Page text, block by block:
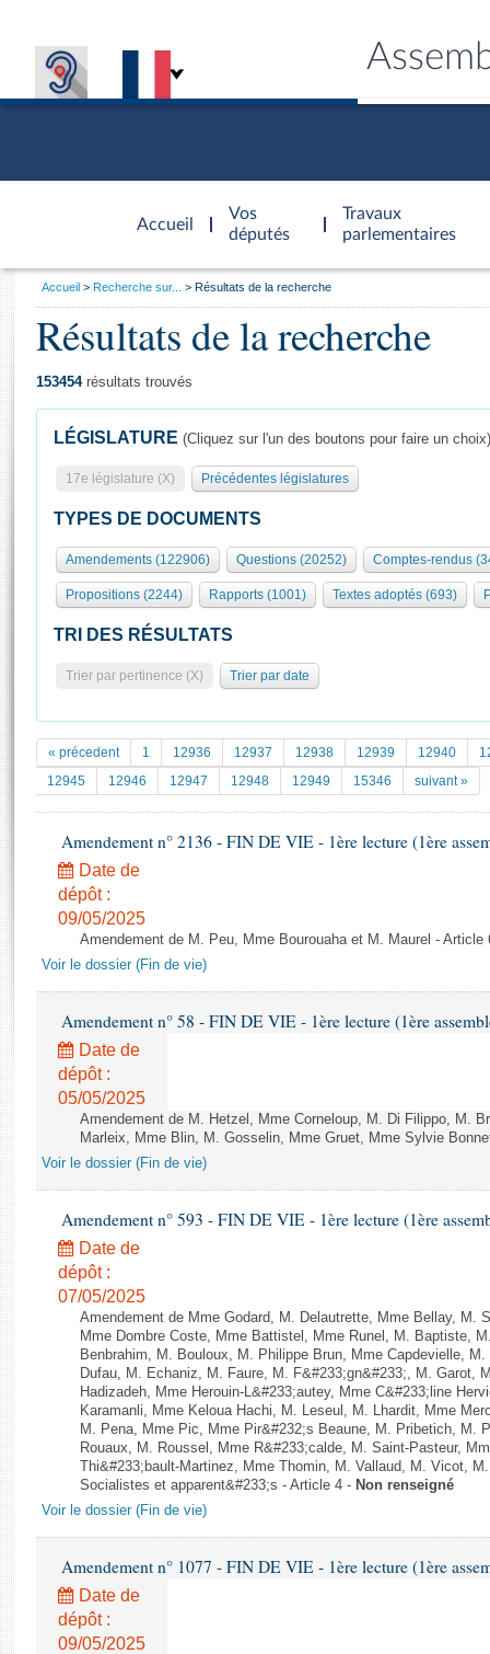
Accueil
d'accueil
Vos
députés
Travaux
parlementaires
Présidence
577 députés
Groupes politiques
Séance publique
Commissions et autres organes
Europe et International
Pétitions
Documents parlementaires
Projets de loi
Propositions de loi
Amendements
Textes adoptés
Rapports d'information
Rapports sur l'application des lois
Baromètre de l’application des lois
Dossiers législatifs
Budget et sécurité sociale
Comptes rendus des débats
Général
Rôle et pouvoirs de l'Assemblée
Organisation de l'Assemblée
Présidence Conférence des Présidents Bureau Collège des
Statistiques et chiffres clés
Documents de référence
( Constitution | Règlement de l'Assemblée ... )
Histoire
Juniors
Anciennes législatures
Liens vers les sites publics
Visiter l'Assemblée
Visite virtuelle du palais Bourbon
Assister à une séance
La Bibliothèque
Les archives
Photos libres de droit
Vous
Accueil Recherche sur... Résultats de la recherche
Résultats de la recherche
153454résultats trouvés
LÉGISLATURE (Cliquez sur l'un des boutons pour faire un choix)
17e législature (X) Précédentes législatures
TYPES DE DOCUMENTS
Amendements (122906) Questions (20252) Comptes-rendus
Propositions (2244) Rapports (1001) Textes adoptés (693)
TRI DES RÉSULTATS
Trier par pertinence (X) Trier par date
« précedent 1 12936 12937 12938 12939 12940
12945
12946 12947 12948 12949 15346 suivant »
Amendement n° 2136 - FIN DE VIE - 1ère lecture (1ère
Date de
dépôt :
09/05/2025
Amendement de M. Peu, Mme Bourouaha et M. Maurel -
Voir le dossier (Fin de vie)
Amendement n° 58 - FIN DE VIE - 1ère lecture (1ère
Date de
dépôt :
05/05/2025
Amendement de M. Hetzel, Mme Corneloup, M. Di Filippo, M.
Marleix, Mme Blin, M. Gosselin, Mme Gruet, Mme Sylvie
Voir le dossier (Fin de vie)
Amendement n° 593 - FIN DE VIE - 1ère lecture (1ère
Date de
dépôt :
07/05/2025
Amendement de Mme Godard, M. Delautrette, Mme Bellay, M.
Mme Dombre Coste, Mme Battistel, Mme Runel, M. Baptiste,
Benbrahim, M. Bouloux, M. Philippe Brun, Mme Capdevielle,
Dufau, M. Echaniz, M. Faure, M. F&#233;gn&#233;, M. Garot,
Hadizadeh, Mme Herouin-L&#233;autey, Mme C&#233;line
Karamanli, Mme Keloua Hachi, M. Leseul, M. Lhardit, Mme
M. Pena, Mme Pic, Mme Pir&#232;s Beaune, M. Pribetich, M.
Rouaux, M. Roussel, Mme R&#233;calde, M. Saint-Pasteur,
Thi&#233;bault-Martinez, Mme Thomin, M. Vallaud, M. Vicot,
Socialistes et apparent&#233;s - Article 4 - Non renseigné
Voir le dossier (Fin de vie)
Amendement n° 1077 - FIN DE VIE - 1ère lecture (1ère
Date de
dépôt :
09/05/2025